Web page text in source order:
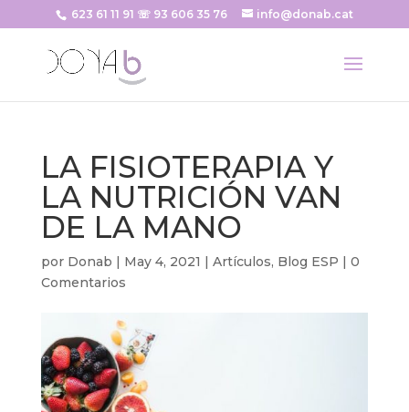
623 61 11 91 ☏ 93 606 35 76 info@donab.cat
LA FISIOTERAPIA Y
LA NUTRICIÓN VAN
DE LA MANO
por Donab | May 4, 2021 | Artículos, Blog ESP | 0
Comentarios